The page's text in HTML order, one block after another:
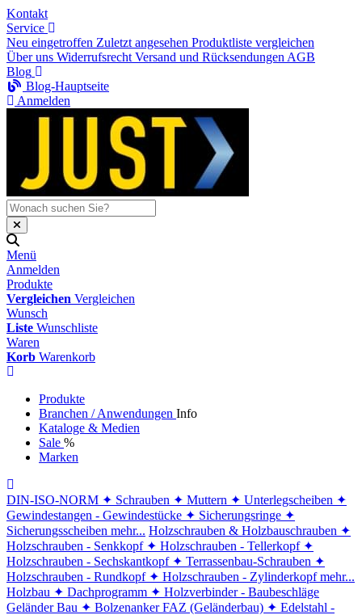
Kontakt
Service
Neu eingetroffen Zuletzt angesehen Produktliste vergleichen
Über uns Widerrufsrecht Versand und Rücksendungen AGB
Blog
Blog-Hauptseite
Anmelden
Menü
Anmelden
Produkte
Vergleichen Vergleichen
Wunsch
Liste Wunschliste
Waren
Korb Warenkorb
Produkte
Branchen / Anwendungen Info
Kataloge & Medien
Sale %
Marken
DIN-ISO-NORM ✦ Schrauben ✦ Muttern ✦ Unterlegscheiben ✦
Gewindestangen - Gewindestücke ✦ Sicherungsringe ✦
Sicherungsscheiben mehr... Holzschrauben & Holzbauschrauben ✦
Holzschrauben - Senkkopf ✦ Holzschrauben - Tellerkopf ✦
Holzschrauben - Sechskantkopf ✦ Terrassenbau-Schrauben ✦
Holzschrauben - Rundkopf ✦ Holzschrauben - Zylinderkopf mehr...
Holzbau ✦ Dachprogramm ✦ Holzverbinder - Baubeschläge
Geländer Bau ✦ Bolzenanker FAZ (Geländerbau) ✦ Edelstahl -